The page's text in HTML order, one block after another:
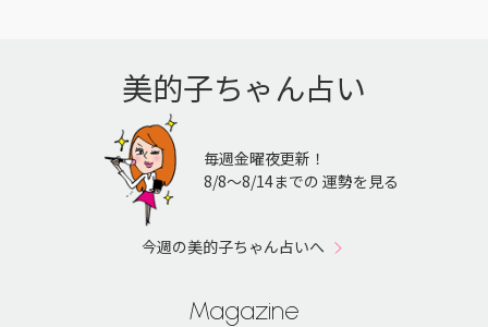
美的子ちゃん占い
毎週金曜夜更新！
8/8〜8/14までの 運勢を見る
今週の美的子ちゃん占いへ
Magazine